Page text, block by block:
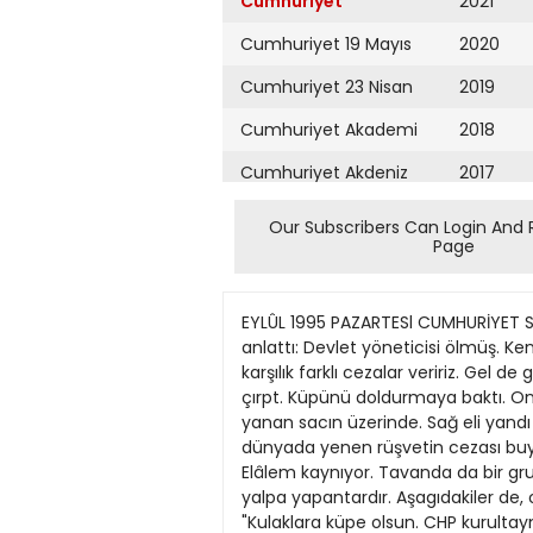
Cumhuriyet 19 Mayıs
Cumhuriyet 23 Nisan
Cumhuriyet Akademi
Cumhuriyet Akdeniz
Cumhuriyet Alışveriş
Cumhuriyet Ankara
Cumhuriyet Büyük
Taaruz
Cumhuriyet
Cumartesi
Cumhuriyet Çevre
2020
2019
2018
2017
2016
2015
2013
2012
2011
2010
2009
Our Subscribers Can Login And
Page
EYLÛL 1995 PAZARTESl CUMHURİYET SAYFA 13 ANKARA kulisi IŞIK KANSU Vantilatörü kurtardık B ir dostumuz, "Güncelliği var" diyerek, şu fıkrayı anlattı: Devlet yöneticisi ölmüş. Kendini anında cehennemin kapısında bulmuş. Zebani, "Cehenneme gelenlere, dünyadaki günahlanna karşılık farklı cezalar veririz. Gel de gör" demiş. Adamın birisi, ağzına kadar pislik dolu bir küpün içinde oturuyormuş. Zebani, "Çok çaldı çırpt. Küpünü doldurmaya baktı. Ondan burada" açıklamasını yapmış. Az gidilmiş, amuda kalkmış biri, ciyak ciyak. Elleri, altında ateş yanan sacın üzerinde. Sağ eli yandı mı, "Ay''diye kaldınyor, sol elini koyuyor. Sol eli pişti mi, "Vay" deyip, sağ elini dayıyor saca. Meğer, dünyada yenen rüşvetin cezası buymuş. Bir yere gelmişler. Bir kalabalık, bir kalabaiık. Hava sıcaklığı siz deyin artı 80, biz diyelim 100. Elâlem kaynıyor. Tavanda da bir grup insan, ha babam, de babam fınl fınl dönüyor. Zebani, hince gülmüş: "Tavandakiler, siyasette yalpa yapantardır. Aşagıdakiler de, onu seçenler. Hem yanıyoriar, hem de serinliyorlar." Dostumuza, "Ne mana?"diye sorduk. Yanrtladı: "Kulaklara küpe olsun. CHP kurultaymda delegelere, üzerinde Böyle hükümet ortaklığına hayır!' yazılı yelpaze dağrttılar ya. Sonra cehennemde kepaze olmak da var..." Dostumuza, "Yav" dedik, "CHP'ye çok yükleniyorsun. Diğer koalisyon ortağı DYP'nin hiç mi günahı yok?" diye yakındık. "Hah, bamteline bastın" deyip, öbür fıkraya geçti: Acemi doktor, doğuma girmiş. Maalesef, çocuk gitmiş. Anne de, sizlere ömür. Acemi doktor, "Allah kahretsin" diye bağınp neşteri savurunca, arkada duran baba da hakkın rahmetine kavuşmasın mı? Aradan bir süre geçmiş. Başhekim, acemi doktora bir şans daha tanımaya karar vermiş. Ameliyathane kapısı kapanmış. Herkes, merakla bekliyor. Acemi doktor, sevinçle dışan çıkmış. "Sayın başhekimim, gözümüz aydın olsun. Babayı kurtardık." Dostumuz, sözünü şöyle bağladı: 14 Sayın Başbakanımıza göre, 'Ekonomide kriz atlatıldı' ya." S1MIF MUMESSıÜ BENIM.. KURULTAYDA SÖZ VERDİĞİtiN e i SEN O£ TEMVZÜK KOU) OLf Devlet anlayışı Ankara Tıcaret Odası Başkanı Ahmet Çavuşoğlu, öneri getırdi: "Devtete ait Hazine arazilerinin, bir an önce satılarak değeriendirilmesi gerekir." Ardından bir istekte daha bulundu: "Bankalar mevduatı üzerindeki devlet güvencesinin kaldırıtması durumunda, yeniden bir bankacılık krizi oluşur." Devlet; işine geldi mi "ceberut", işine geldi mi "cici." SokakMurat Karayalçın, parti içinde "devletçi sol" ile "sivil toplumcu sol" tartışması olduğunu söylemiş. Deniz Baykal ise. tider seçHdikten sonra Anıtkabır dönüşü, caddeteri dolduran insanlann